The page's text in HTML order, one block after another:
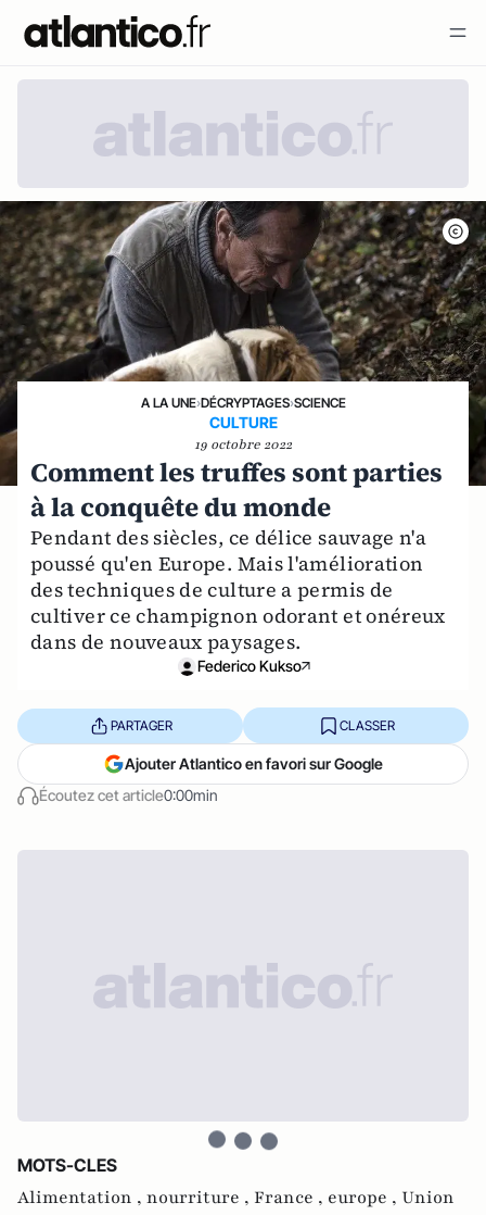
A LA UNE›DÉCRYPTAGES›SCIENCE
CULTURE
19 octobre 2022
Comment les truffes sont parties
à la conquête du monde
Pendant des siècles, ce délice sauvage n'a
poussé qu'en Europe. Mais l'amélioration
des techniques de culture a permis de
cultiver ce champignon odorant et onéreux
dans de nouveaux paysages.
Federico Kukso
Écoutez cet article0:00min
PARTAGER CLASSER
Ajouter Atlantico en favori sur Google
MOTS-CLES
Alimentation , nourriture , France , europe , Union